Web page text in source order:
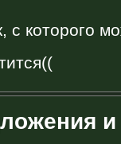
которого
и